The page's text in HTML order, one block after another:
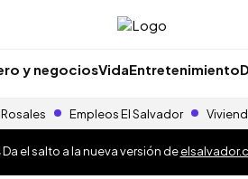
y negociosVidaEntretenimiento
Empleos El Salvador
el salto a la nueva versión de